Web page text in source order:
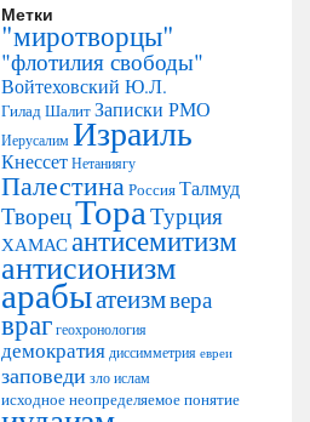
Метки
"миротворцы"
"флотилия свободы"
Войтеховский Ю.Л.
Гилад ШалитЗаписки РМО
ИерусалимИзраиль
КнессетНетаниягу
ПалестинаРоссияТалмуд
ТворецТораТурция
ХАМАСантисемитизм
антисионизм
арабыатеизмвера
враггеохронология
демократия диссимметрия евреи
заповеди злоислам
исходное неопределяемое понятие